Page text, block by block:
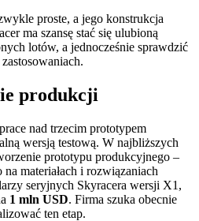
proste, a jego konstrukcja
ma szansę stać się ulubioną
lotów, a jednocześnie sprawdzić
produkcji
nad trzecim prototypem
wersją testową. W najbliższych
prototypu produkcyjnego –
materiałach i rozwiązaniach
seryjnych Skyracera wersji X1,
1 mln USD. Firma szuka obecnie
ten etap.